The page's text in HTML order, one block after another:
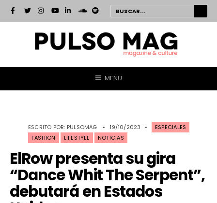
MENU
ESCRITO POR: PULSOMAG • 19/10/2023 •
ESPECIALES
FASHION
LIFESTYLE NOTICIAS
ElRow presenta su gira
“Dance Whit The Serpent”,
debutará en Estados